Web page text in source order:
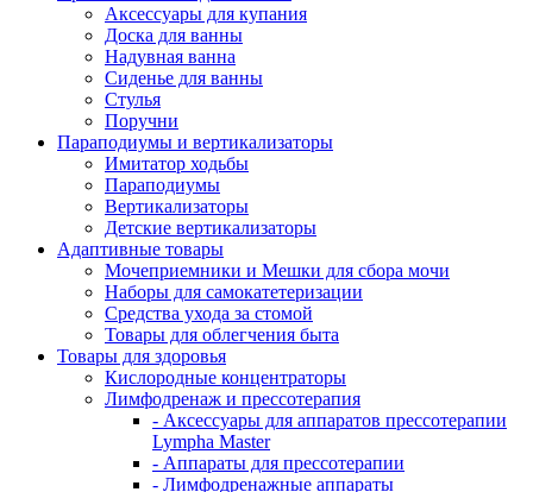
Аксессуары для купания
Доска для ванны
Надувная ванна
Сиденье для ванны
Стулья
Поручни
Параподиумы и вертикализаторы
Имитатор ходьбы
Параподиумы
Вертикализаторы
Детские вертикализаторы
Адаптивные товары
Мочеприемники и Мешки для сбора мочи
Наборы для самокатетеризации
Средства ухода за стомой
Товары для облегчения быта
Товары для здоровья
Кислородные концентраторы
Лимфодренаж и прессотерапия
- Аксессуары для аппаратов прессотерапии
Lympha Master
- Аппараты для прессотерапии
- Лимфодренажные аппараты